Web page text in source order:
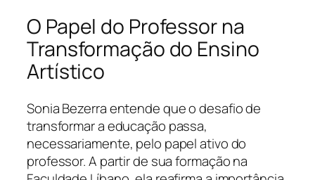
O Papel do Professor na
Transformação do Ensino
Artístico
Sonia Bezerra entende que o desafio de
transformar a educação passa,
necessariamente, pelo papel ativo do
professor. A partir de sua formação na